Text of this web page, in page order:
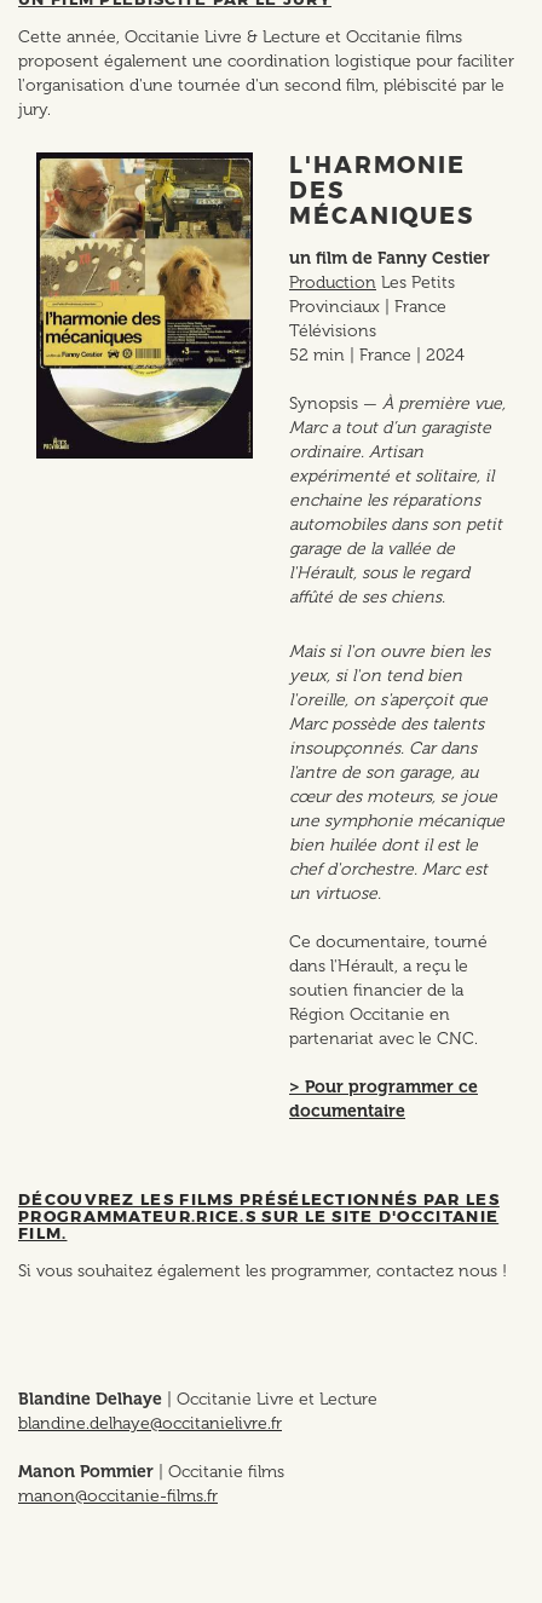
Cette année, Occitanie Livre & Lecture et Occitanie films
proposent également une coordination logistique pour faciliter
l'organisation d'une tournée d'un second film, plébiscité par le
jury.
L'HARMONIE
DES
MÉCANIQUES
un film de Fanny Cestier
Production Les Petits
Provinciaux | France
Télévisions
52 min | France | 2024
Synopsis — À première vue,
Marc a tout d’un garagiste
ordinaire. Artisan
expérimenté et solitaire, il
enchaine les réparations
automobiles dans son petit
garage de la vallée de
l'Hérault, sous le regard
affûté de ses chiens.
Mais si l'on ouvre bien les
yeux, si l'on tend bien
l'oreille, on s'aperçoit que
Marc possède des talents
insoupçonnés. Car dans
l'antre de son garage, au
cœur des moteurs, se joue
une symphonie mécanique
bien huilée dont il est le
chef d'orchestre. Marc est
un virtuose.
Ce documentaire, tourné
dans l'Hérault, a reçu le
soutien financier de la
Région Occitanie en
partenariat avec le CNC.
> Pour programmer ce
documentaire
DÉCOUVREZ LES FILMS PRÉSÉLECTIONNÉS PAR LES
PROGRAMMATEUR.RICE.S SUR LE SITE D'OCCITANIE
FILM.
Si vous souhaitez également les programmer, contactez nous !
Blandine Delhaye | Occitanie Livre et Lecture
blandine.delhaye@occitanielivre.fr
Manon Pommier | Occitanie films
manon@occitanie-films.fr